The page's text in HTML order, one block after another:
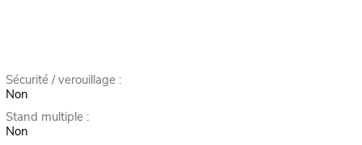
Sécurité / verouillage :
Non
Stand multiple :
Non